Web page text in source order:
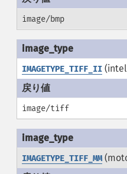
image/bmp
IMAGETYPE_TIFF_II(intel
image/tiff
IMAGETYPE_TIFF_MM